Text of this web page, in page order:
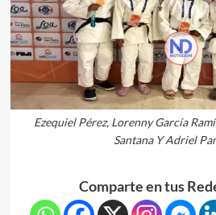
Ezequiel Pérez, Lorenny García
Santana Y Adriel
Comparte en tus